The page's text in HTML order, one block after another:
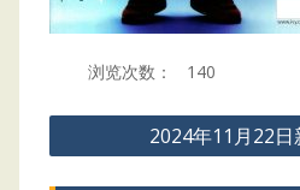
浏览次数： 140
Post
navigation
2024年11月22